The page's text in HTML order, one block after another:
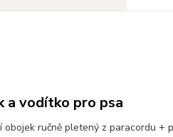
a vodítko pro psa
obojek ručně pletený z paracordu +